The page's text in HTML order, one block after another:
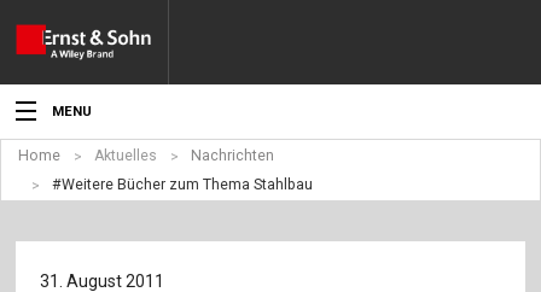
MENU
Aktuelles
Angebote
Home Aktuelles
Nachrichten
#Weitere Bücher zum Thema Stahlbau
31. August 2011